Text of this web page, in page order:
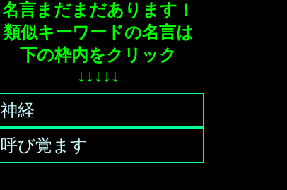
名言まだまだあります！
類似キーワードの名言は
下の枠内をクリック
↓↓↓↓↓
神経
呼び覚ます